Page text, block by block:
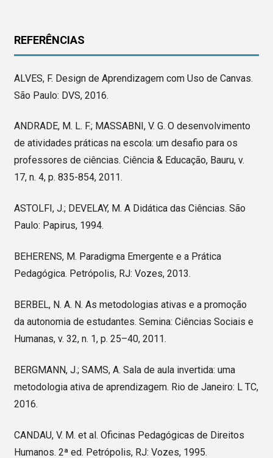
REFERÊNCIAS
ALVES, F. Design de Aprendizagem com Uso de Canvas.
São Paulo: DVS, 2016.
ANDRADE, M. L. F.; MASSABNI, V. G. O desenvolvimento
de atividades práticas na escola: um desafio para os
professores de ciências. Ciência & Educação, Bauru, v.
17, n. 4, p. 835-854, 2011.
ASTOLFI, J.; DEVELAY, M. A Didática das Ciências. São
Paulo: Papirus, 1994.
BEHERENS, M. Paradigma Emergente e a Prática
Pedagógica. Petrópolis, RJ: Vozes, 2013.
BERBEL, N. A. N. As metodologias ativas e a promoção
da autonomia de estudantes. Semina: Ciências Sociais e
Humanas, v. 32, n. 1, p. 25–40, 2011.
BERGMANN, J.; SAMS, A. Sala de aula invertida: uma
metodologia ativa de aprendizagem. Rio de Janeiro: L TC,
2016.
CANDAU, V. M. et al. Oficinas Pedagógicas de Direitos
Humanos. 2ª ed. Petrópolis, RJ: Vozes, 1995.